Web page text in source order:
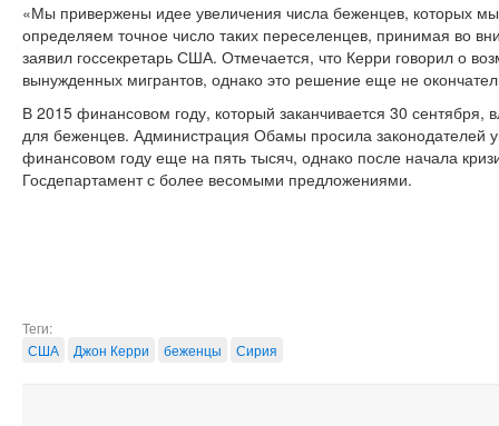
«Мы привержены идее увеличения числа беженцев, которых
определяем точное число таких переселенцев, принимая во
заявил госсекретарь США. Отмечается, что Керри говорил о
вынужденных мигрантов, однако это решение еще не
В 2015 финансовом году, который заканчивается 30 сентября,
для беженцев. Администрация Обамы просила законодателей
финансовом году еще на пять тысяч, однако после начала
Госдепартамент с более весомыми предложениями.
Теги:
США
Джон Керри беженцы Сирия